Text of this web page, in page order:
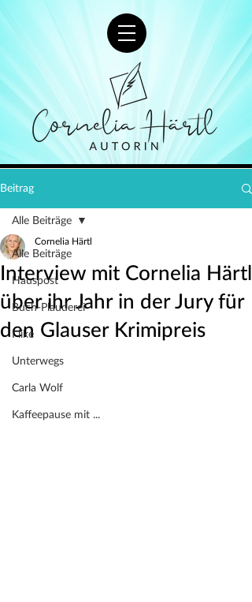
Beitrag
Alle Beiträge
Hauspost
Buch-Plauderei
I like
Unterwegs
Carla Wolf
Kaffeepause mit ...
Alle Beiträge
Interview mit Cornelia Härtl
über ihr Jahr in der Jury für
den Glauser Krimipreis
Cornelia Härtl